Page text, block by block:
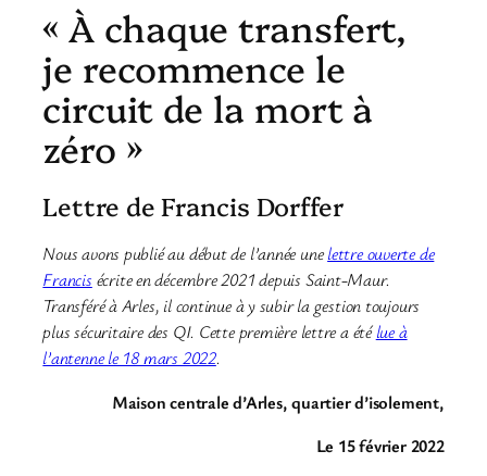
« À chaque transfert,
je recommence le
circuit de la mort à
zéro »
Lettre de Francis Dorffer
Nous avons publié au début de l’année unelettre ouverte de
Francis écrite en décembre 2021 depuis Saint-Maur.
Transféré à Arles, il continue à y subir la gestion toujours
plus sécuritaire des QI. Cette première lettre a étélue à
l’antenne le 18 mars 2022.
Maison centrale d’Arles, quartier d’isolement,
Le 15 février 2022